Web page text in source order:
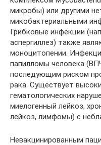
микробы) или другими
микобактериальными
Грибковые инфекции
аспергиллез) также
моноцитопении.
папилломы человека
последующим риском
рака. Существует
гематологических
миелогенный лейкоз,
лейкоз, лимфомы) с
Невакцинированным